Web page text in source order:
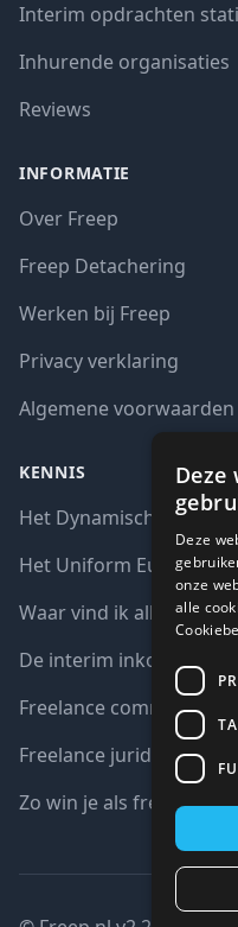
Interim opdrachten
Inhurende organisaties
Reviews
INFORMATIE
Over Freep
Freep Detachering
Werken bij Freep
Privacy verklaring
Algemene voorwaarden
KENNIS
Het Dynamisch
Het Uniform Europees
Waar vind ik alle interim
De interim inkoop markt
Freelance communicatie
Freelance juridische
Zo win je als freelancer
Deze
Deze
onze
alle